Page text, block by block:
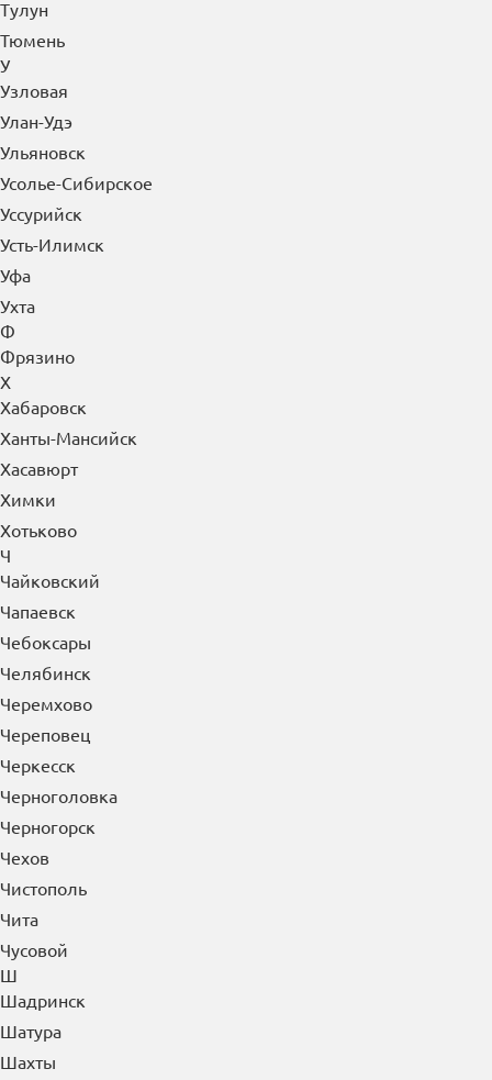
Тулун
Тюмень
У
Узловая
Улан-Удэ
Ульяновск
Усолье-Сибирское
Уссурийск
Усть-Илимск
Уфа
Ухта
Ф
Фрязино
Х
Хабаровск
Ханты-Мансийск
Хасавюрт
Химки
Хотьково
Ч
Чайковский
Чапаевск
Чебоксары
Челябинск
Черемхово
Череповец
Черкесск
Черноголовка
Черногорск
Чехов
Чистополь
Чита
Чусовой
Ш
Шадринск
Шатура
Шахты